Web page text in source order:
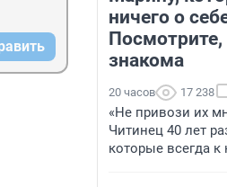
ничего о
Посмотрите,
знакома
20 часов 17 238
«Не привози их
Читинец 40 лет
которые всегда